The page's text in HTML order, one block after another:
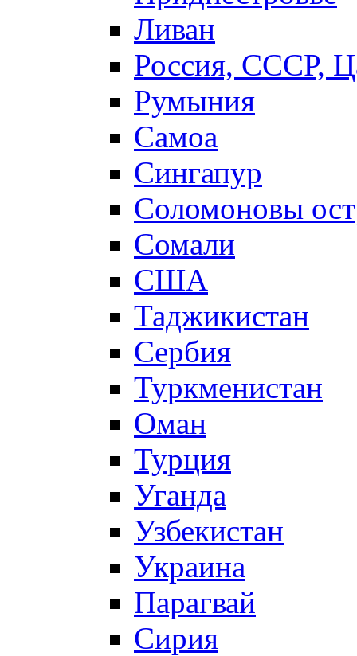
Ливан
Россия, СССР,
Румыния
Самоа
Сингапур
Соломоновы
Сомали
США
Таджикистан
Сербия
Туркменистан
Оман
Турция
Уганда
Узбекистан
Украина
Парагвай
Сирия